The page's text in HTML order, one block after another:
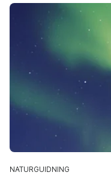
NATURGUIDNING